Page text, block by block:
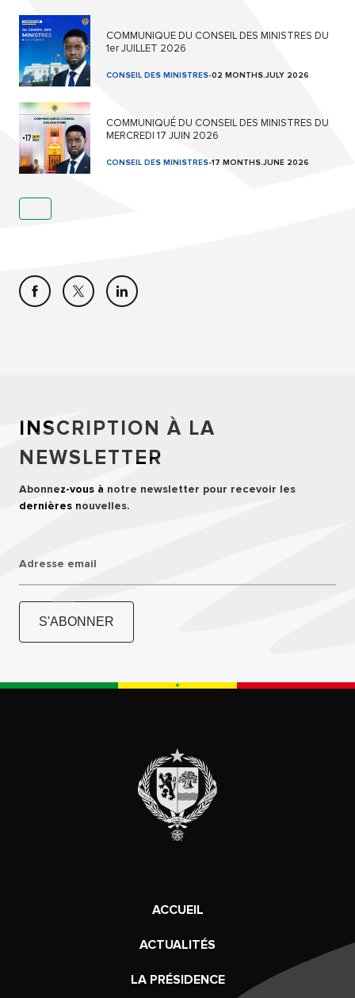
COMMUNIQUE DU CONSEIL DES MINISTRES DU
1er JUILLET 2026
CONSEIL DES MINISTRES-02 MONTHS.JULY 2026
COMMUNIQUÉ DU CONSEIL DES MINISTRES DU
MERCREDI 17 JUIN 2026
CONSEIL DES MINISTRES-17 MONTHS.JUNE 2026
INSCRIPTION À LA
NEWSLETTER
Abonnez-vous à notre newsletter pour recevoir les
dernières nouvelles.
Adresse email
S'ABONNER
ACCUEIL
ACTUALITÉS
LA PRÉSIDENCE